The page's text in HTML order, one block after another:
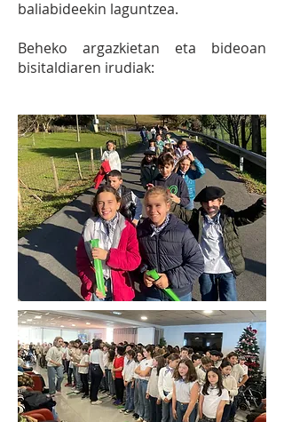
baliabideekin laguntzea.
Beheko argazkietan eta bideoan
bisitaldiaren irudiak: